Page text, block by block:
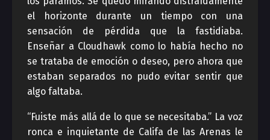
el horizonte durante un tiempo con una
sensación de pérdida que la fastidiaba.
Enseñar a Cloudhawk como lo había hecho no
se trataba de emoción o deseo, pero ahora que
estaban separados no pudo evitar sentir que
algo faltaba.
“Fuiste más allá de lo que se necesitaba.” La voz
ronca e inquietante de Califa de las Arenas le